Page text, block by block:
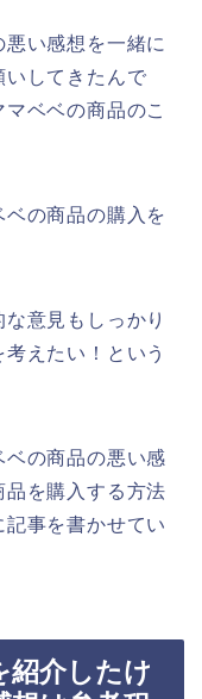
い感想を一緒に
いしてきたんで
ベベの商品のこ
の商品の購入を
意見もしっかり
えたい！という
の商品の悪い感
を購入する方法
事を書かせてい
紹介したけ